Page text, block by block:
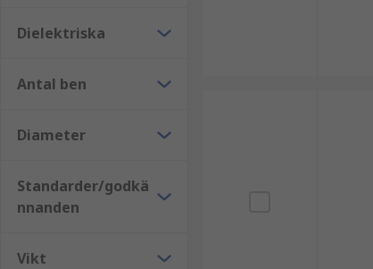
Dielektriska
Antal ben
Diameter
Standarder/godkä
nnanden
Vikt